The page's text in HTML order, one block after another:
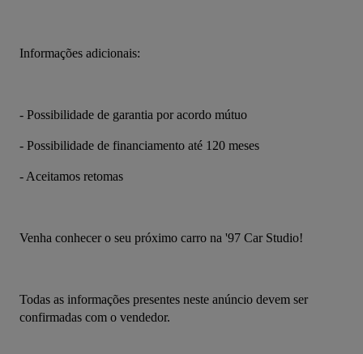
Informações adicionais:
- Possibilidade de garantia por acordo mútuo
- Possibilidade de financiamento até 120 meses
- Aceitamos retomas
Venha conhecer o seu próximo carro na '97 Car Studio!
Todas as informações presentes neste anúncio devem ser
confirmadas com o vendedor.